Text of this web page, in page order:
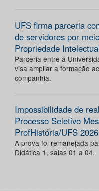
UFS firma parceria
de servidores por
Propriedade
Parceria entre a
visa ampliar a formação
companhia.
Impossibilidade de
Processo Seletivo
ProfHistória/UFS
A prova foi remanejada
Didática 1, salas 01 a 04.